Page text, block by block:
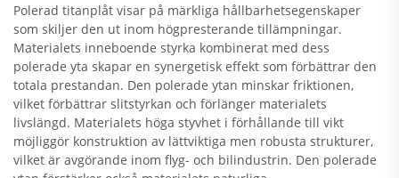
Polerad titanplåt visar på märkliga hållbarhetsegenskaper
som skiljer den ut inom högpresterande tillämpningar.
Materialets inneboende styrka kombinerat med dess
polerade yta skapar en synergetisk effekt som förbättrar den
totala prestandan. Den polerade ytan minskar friktionen,
vilket förbättrar slitstyrkan och förlänger materialets
livslängd. Materialets höga styvhet i förhållande till vikt
möjliggör konstruktion av lättviktiga men robusta strukturer,
vilket är avgörande inom flyg- och bilindustrin. Den polerade